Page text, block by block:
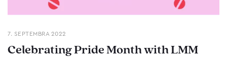
7. SEPTEMBRA 2022
Celebrating Pride Month with LMM